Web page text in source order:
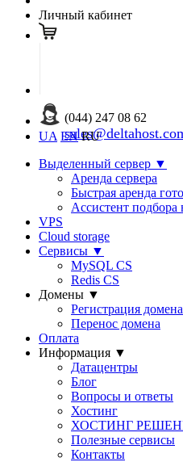
Личный кабинет
(044) 247 08 62
UA EN RU
Выделенный сервер ▼
Аренда сервера
Быстрая аренда
Ассистент подбора
VPS
Cloud storage
Сервисы ▼
MySQL CS
Redis CS
Домены ▼
Регистрация домена
Перенос домена
Оплата
Информация ▼
Датацентры
Блог
Вопросы и ответы
Хостинг
ХОСТИНГ
Полезные сервисы
Контакты